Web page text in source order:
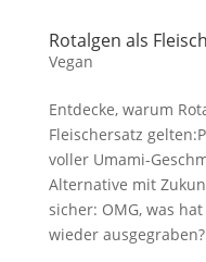
Rotalgen als
Vegan
Entdecke, warum
Fleischersatz
voller Umami-
Alternative mit
sicher: OMG, was
wieder